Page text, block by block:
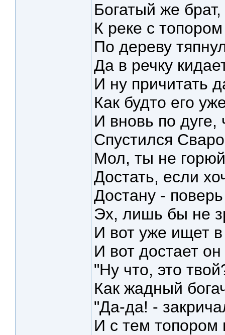
Богатый же
К реке с
По дереву
Да в речку
И ну причитать
Как будто его
И вновь по дуге,
Спустился
Мол, ты не
Достать, если
Достану -
Эх, лишь бы не
И вот уже ищет
И вот достает
"Ну что, это
Как жадный
"Да-да! -
И с тем топором